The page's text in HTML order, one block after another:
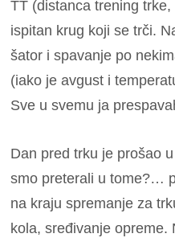
TT (distanca trening
ispitan krug koji se trči.
šator i spavanje po
(iako je avgust i
Sve u svemu ja
Dan pred trku je prošao
smo preterali u tome?…
na kraju spremanje za
kola, sređivanje opreme.